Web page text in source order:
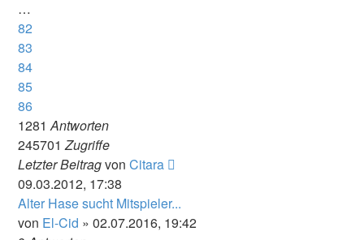
…
82
83
84
85
86
1281Antworten
245701Zugriffe
Letzter BeitragvonCitara
09.03.2012, 17:38
Alter Hase sucht Mitspieler...
von El-Cid » 02.07.2016, 19:42